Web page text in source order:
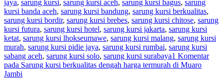
jaya, sarung kursi, sarung kursi aceh, sarung kursi bagus, sarung
kursi banda aceh, sarung kursi bandung, sarung kursi berkualitas,
sarung kursi bordir, sarung kursi brebes, sarung kursi chitose, sarung
kursi futura, sarung kursi hotel, sarung kursi jakarta, sarung kursi
ketat, sarung kursi lhokseumawe, sarung kursi malang, sarung kursi
murah, sarung kursi pidie jaya, sarung kursi rumbai, sarung kursi
sabang aceh, sarung kursi solo, sarung kursi surabaya1 Komentar
pada Sarung kursi berkualitas dengah harga termurah di Muaro
Jambi